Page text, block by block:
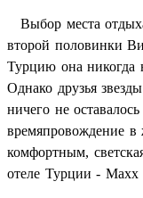
Выбор места
второй половинки
Турцию она никогда
Однако друзья
ничего не
времяпровождение в
комфортным,
отеле Турции - Maxx